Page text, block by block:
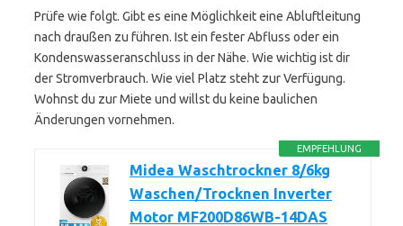
Prüfe wie folgt. Gibt es eine Möglichkeit eine Abluftleitung
nach draußen zu führen. Ist ein fester Abfluss oder ein
Kondenswasseranschluss in der Nähe. Wie wichtig ist dir
der Stromverbrauch. Wie viel Platz steht zur Verfügung.
Wohnst du zur Miete und willst du keine baulichen
Änderungen vornehmen.
EMPFEHLUNG
Midea Waschtrockner 8/6kg
Waschen/Trocknen Inverter
Motor MF200D86WB-14DAS